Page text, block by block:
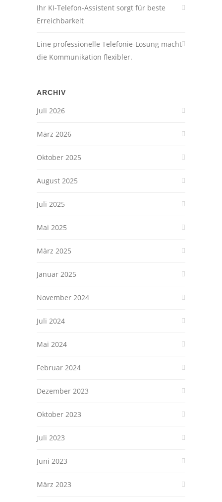
Ihr KI-Telefon-Assistent sorgt für beste
Erreichbarkeit
Eine professionelle Telefonie-Lösung macht
die Kommunikation flexibler.
ARCHIV
Juli 2026
März 2026
Oktober 2025
August 2025
Juli 2025
Mai 2025
März 2025
Januar 2025
November 2024
Juli 2024
Mai 2024
Februar 2024
Dezember 2023
Oktober 2023
Juli 2023
Juni 2023
März 2023